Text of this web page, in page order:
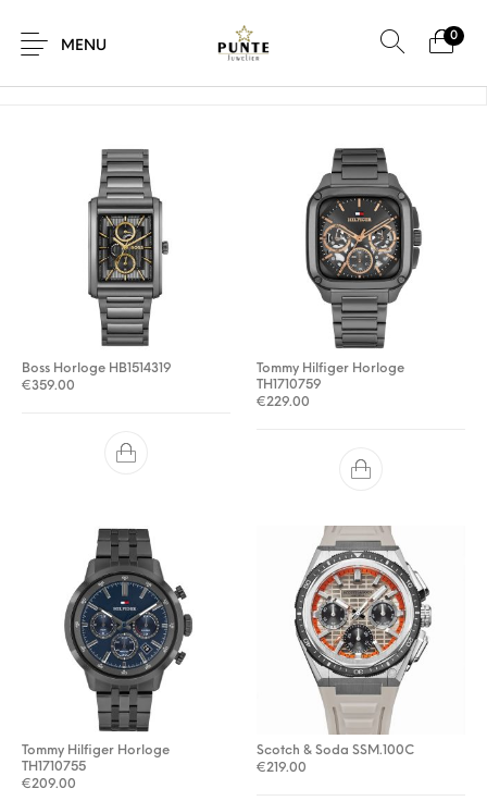
MENU
0
Horloges Brillen
Giftcard Accessoires
Home / Product Kleur van horlogeband
Boss Horloge HB1514319
€359.00
Tommy Hilfiger Horloge
TH1710759
€229.00
Tommy Hilfiger Horloge
TH1710755
€209.00
Scotch & Soda SSM.100C
€219.00